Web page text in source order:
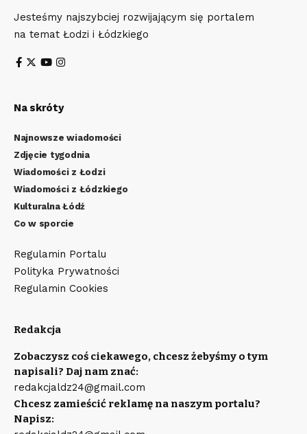
Jesteśmy najszybciej rozwijającym się portalem
na temat Łodzi i Łódzkiego
Na skróty
Najnowsze wiadomości
Zdjęcie tygodnia
Wiadomości z Łodzi
Wiadomości z Łódzkiego
Kulturalna Łódź
Co w sporcie
Regulamin Portalu
Polityka Prywatności
Regulamin Cookies
Redakcja
Zobaczysz coś ciekawego, chcesz żebyśmy o tym
napisali? Daj nam znać:
redakcjaldz24@gmail.com
Chcesz zamieścić reklamę na naszym portalu?
Napisz: